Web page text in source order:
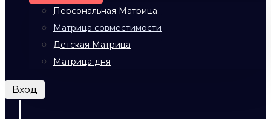
Персональная Матрица
Матрица совместимости
Детская Матрица
Матрица дня
Вход